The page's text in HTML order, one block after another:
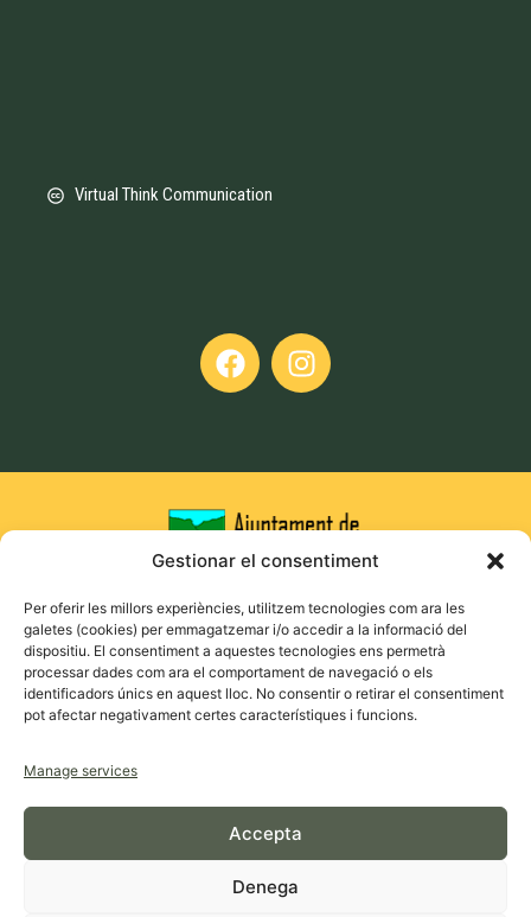
Gestionar el consentiment
Per oferir les millors experiències, utilitzem tecnologies com ara les
galetes (cookies) per emmagatzemar i/o accedir a la informació del
dispositiu. El consentiment a aquestes tecnologies ens permetrà
processar dades com ara el comportament de navegació o els
identificadors únics en aquest lloc. No consentir o retirar el consentiment
pot afectar negativament certes característiques i funcions.
Manage services
Accepta
Denega
Virtual Think Communication